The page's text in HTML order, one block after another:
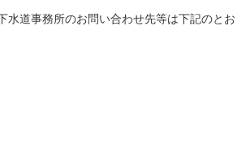
水道事務所のお問い合わせ先等は下記のとお